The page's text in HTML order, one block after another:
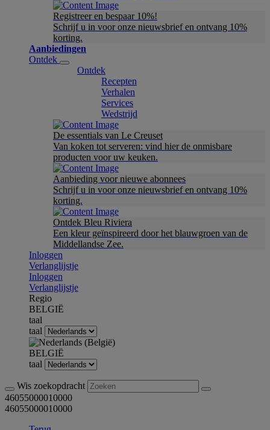
Registreer en bespaar 10%!
Schrijf u in voor onze nieuwsbrief en ontvang 10%
korting.
Aanbiedingen
Ontdek
Ontdek
Recepten
Verhalen
Services
Wedstrijd
De essentials van Le Creuset
Van koken tot serveren: vind hier de onmisbare
producten voor uw keuken.
Aanbieding voor nieuwe abonnees
Schrijf u in voor onze nieuwsbrief en ontvang 10%
korting.
Ontdek Bleu Riviera
Een kleur geïnspireerd door het blauwgroen van de
Middellandse Zee.
Inloggen
Verlanglijstje
Inloggen
Verlanglijstje
Regio
BELGIË
taal
taal
BELGIË
taal
Wis zoekopdracht
46055000010000
46055000010000